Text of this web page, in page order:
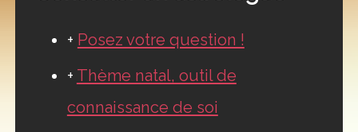
+ Posez votre question !
+ Thème natal, outil de
connaissance de soi